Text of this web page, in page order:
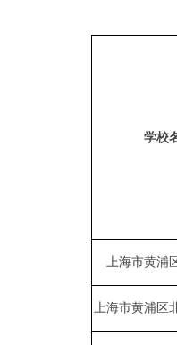
学校
上海市黄浦
上海市黄浦区